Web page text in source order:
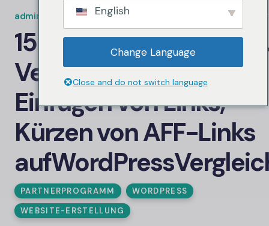
admin.siammakemoneyAn 1,8K
15 kostenlose Plugins
Verwalten von Links,
Einfügen von Links,
Kürzen von AFF-Links
aufWordPress
PARTNERPROGRAMM
WORDPRESS
WEBSITE-ERSTELLUNG
English
Change Language
Close and do not switch language